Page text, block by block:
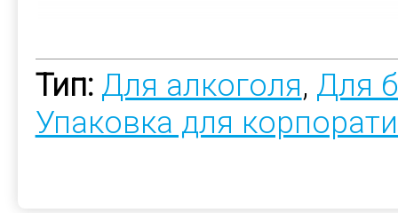
Тип: Для алкоголя, Для
Упаковка для